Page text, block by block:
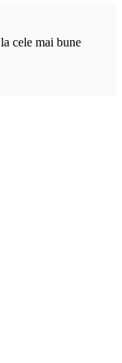
la cele mai bune